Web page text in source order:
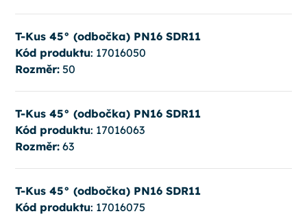
T-Kus 45° (odbočka) PN16 SDR11
Kód produktu: 17016050
Rozměr:50
T-Kus 45° (odbočka) PN16 SDR11
Kód produktu: 17016063
Rozměr:63
T-Kus 45° (odbočka) PN16 SDR11
Kód produktu: 17016075